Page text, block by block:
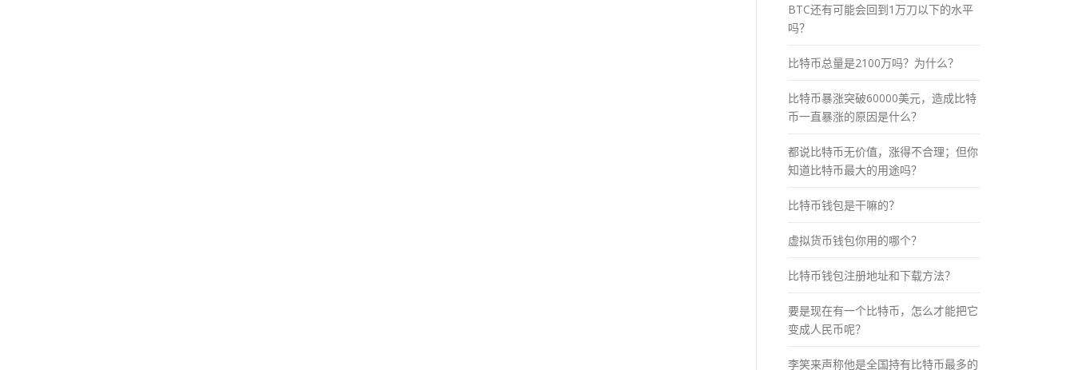
BTC还有可能会回到1万刀以下的水平
吗？
比特币总量是2100万吗？为什么？
比特币暴涨突破60000美元，造成比特
币一直暴涨的原因是什么？
都说比特币无价值，涨得不合理；但你
知道比特币最大的用途吗？
比特币钱包是干嘛的？
虚拟货币钱包你用的哪个？
比特币钱包注册地址和下载方法？
要是现在有一个比特币，怎么才能把它
变成人民币呢？
李笑来声称他是全国持有比特币最多的